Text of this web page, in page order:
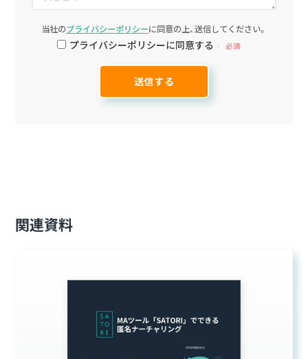
当社のプライバシーポリシーに同意の上、送信してください。
プライバシーポリシーに同意する 必須
関連資料